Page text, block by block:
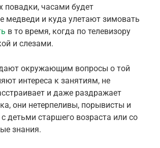
повадки, часами будет
медведи и куда улетают зимовать
в то время, когда по телевизору
и слезами.
окружающим вопросы о той
интереса к занятиям, не
и даже раздражает
они нетерпеливы, порывисты и
детьми старшего возраста или со
знания.